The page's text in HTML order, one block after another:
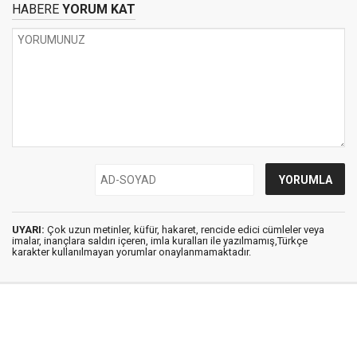
HABERE YORUM KAT
UYARI: Çok uzun metinler, küfür, hakaret, rencide edici cümleler veya
imalar, inançlara saldırı içeren, imla kuralları ile yazılmamış,Türkçe
karakter kullanılmayan yorumlar onaylanmamaktadır.